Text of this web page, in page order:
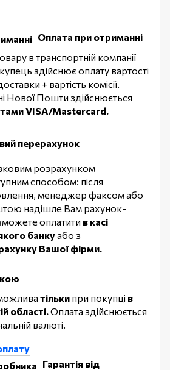
Оплата при отриманні
в транспортній компанії
здійснює оплату вартості
+ вартість комісії.
Нової Пошти здійснюється
VISA/Mastercard.
перерахунок
розрахунком
способом: після
менеджер факсом або
надішле Вам рахунок-
оплатити в касі
банкуабо з
Вашої фірми.
тільки при покупці в
області.Оплата здійснюється
валюті.
Гарантія від